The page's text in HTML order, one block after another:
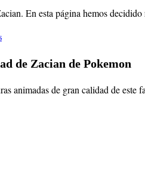
En esta página hemos
de Zacian de Pokemon
animadas de gran calidad de